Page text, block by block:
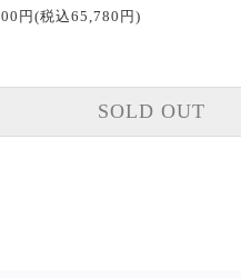
円(税込65,780円)
SOLD OUT